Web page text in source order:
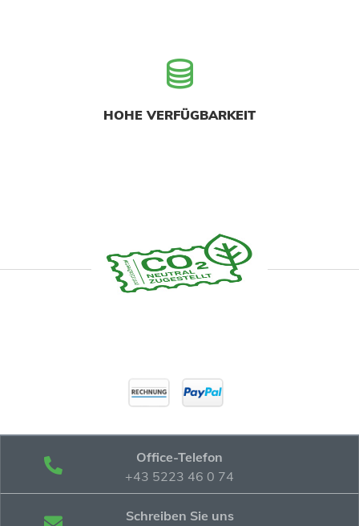
HOHE VERFÜGBARKEIT
Office-Telefon
+43 5223 46 0 74
Schreiben Sie uns